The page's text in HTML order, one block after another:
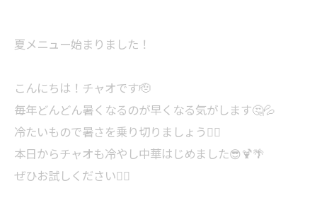
夏メニュー始まりました！
こんにちは！チャオです🫡
毎年どんどん暑くなるのが早くなる気がします🤔💦
冷たいもので暑さを乗り切りましょう🏄‍♀️
本日からチャオも冷やし中華はじめました😎🍹🌴
ぜひお試しください🙇‍♂️